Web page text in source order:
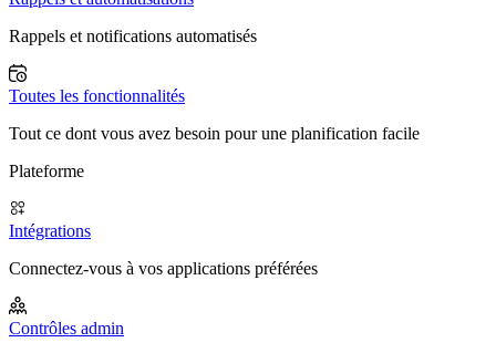
Rappels et notifications automatisés
Toutes les fonctionnalités
Tout ce dont vous avez besoin pour une planification facile
Plateforme
Intégrations
Connectez-vous à vos applications préférées
Contrôles admin